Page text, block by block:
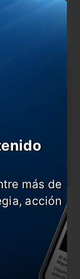
ante
y ya
más de
acción